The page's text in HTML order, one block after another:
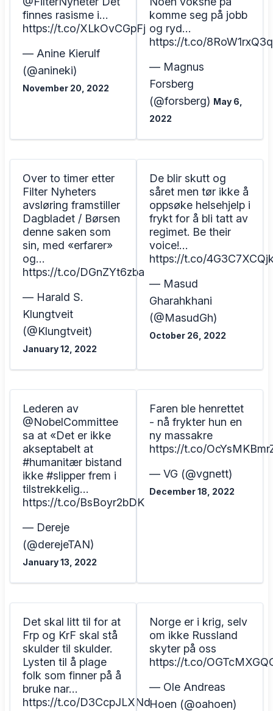
finnes rasisme i…
https://t.co/XLkOvCGpFj
— Anine Kierulf
(@anineki)
November 20, 2022
komme seg på jobb
og ryd…
https://t.co/8RoW1rxQ3q
— Magnus
Forsberg
(@forsberg) May 6,
2022
Over to timer etter
Filter Nyheters
avsløring framstiller
Dagbladet / Børsen
denne saken som
sin, med «erfarer»
og…
https://t.co/DGnZYt6zba
— Harald S.
Klungtveit
(@Klungtveit)
January 12, 2022
De blir skutt og
såret men tør ikke å
oppsøke helsehjelp i
frykt for å bli tatt av
regimet. Be their
voice!…
https://t.co/
— Masud
Gharahkhani
(@MasudGh)
October 26, 2022
Lederen av
@NobelCommittee
sa at «Det er ikke
akseptabelt at
#humanitær bistand
ikke #slipper frem i
tilstrekkelig…
https://t.co/BsBoyr2bDK
— Dereje
(@derejeTAN)
January 13, 2022
Faren ble henrettet
- nå frykter hun en
ny massakre
https://t.co/
— VG (@vgnett)
December 18, 2022
Det skal litt til for at
Frp og KrF skal stå
skulder til skulder.
Lysten til å plage
folk som finner på å
bruke nar…
https://t.co/D3CcpJLXNd
Norge er i krig, selv
om ikke Russland
skyter på oss
https://t.co/
— Ole Andreas
Hoen (@oahoen)